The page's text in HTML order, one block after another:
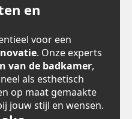
en
voor een
. Onze experts
van de badkamer,
als esthetisch
op maat gemaakte
jouw stijl en wensen.